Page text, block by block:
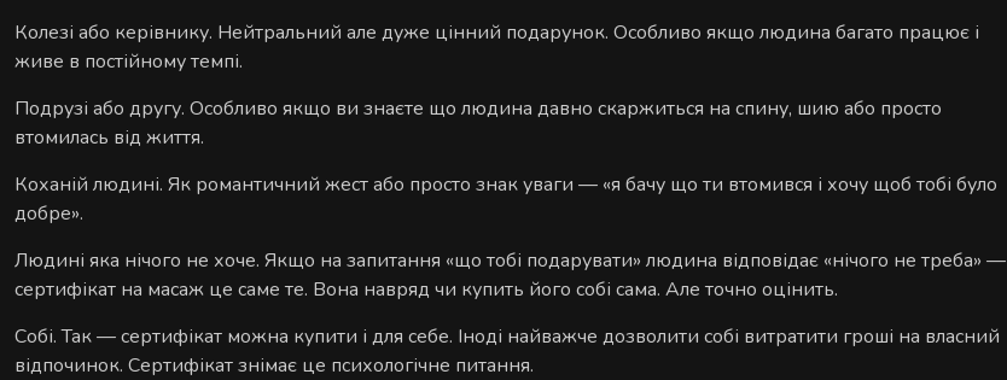
Колезі або керівнику. Нейтральний але дуже цінний подарунок. Особливо якщо людина багато працює і
живе в постійному темпі.
Подрузі або другу. Особливо якщо ви знаєте що людина давно скаржиться на спину, шию або просто
втомилась від життя.
Коханій людині. Як романтичний жест або просто знак уваги — «я бачу що ти втомився і хочу щоб тобі було
добре».
Людині яка нічого не хоче. Якщо на запитання «що тобі подарувати» людина відповідає «нічого не треба» —
сертифікат на масаж це саме те. Вона навряд чи купить його собі сама. Але точно оцінить.
Собі. Так — сертифікат можна купити і для себе. Іноді найважче дозволити собі витратити гроші на власний
відпочинок. Сертифікат знімає це психологічне питання.